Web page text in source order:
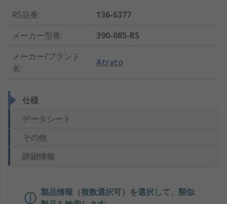
RS品番:
136-6377
メーカー型番:
390-085-RS
メーカー/ブランド
名:
Atrato
仕様
データシート
その他
詳細情報
製品情報（複数選択可）を選択して、類似